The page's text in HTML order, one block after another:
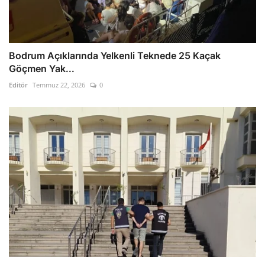
Bodrum Açıklarında Yelkenli Teknede 25 Kaçak
Göçmen Yak...
Editör Temmuz 22, 2026 0